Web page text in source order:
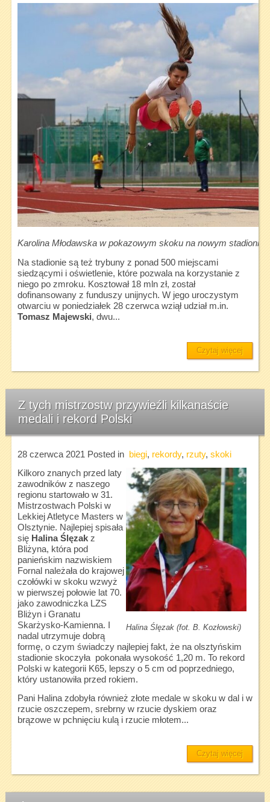
Karolina Młodawska w pokazowym skoku na nowym stadionie
Na stadionie są też trybuny z ponad 500 miejscami
siedzącymi i oświetlenie, które pozwala na korzystanie z
niego po zmroku. Kosztował 18 mln zł, został
dofinansowany z funduszy unijnych. W jego uroczystym
otwarciu w poniedziałek 28 czerwca wziął udział m.in.
Tomasz Majewski, dwu...
Czytaj więcej
Z tych mistrzostw przywieźli kilkanaście
medali i rekord Polski
28 czerwca 2021Posted in biegi, rekordy, rzuty, skoki
Halina Ślęzak (fot. B. Kozłowski)
Kilkoro znanych przed laty
zawodników z naszego
regionu startowało w 31.
Mistrzostwach Polski w
Lekkiej Atletyce Masters w
Olsztynie. Najlepiej spisała
się Halina Ślęzakz
Bliżyna, która pod
panieńskim nazwiskiem
Fornal należała do krajowej
czołówki w skoku wzwyż
w pierwszej połowie lat 70.
jako zawodniczka LZS
Bliżyn i Granatu
Skarżysko-Kamienna. I
nadal utrzymuje dobrą
formę, o czym świadczy najlepiej fakt, że na olsztyńskim
stadionie skoczyła pokonała wysokość 1,20 m. To rekord
Polski w kategorii K65, lepszy o 5 cm od poprzedniego,
który ustanowiła przed rokiem.
Pani Halina zdobyła również złote medale w skoku w dal i w
rzucie oszczepem, srebrny w rzucie dyskiem oraz
brązowe w pchnięciu kulą i rzucie młotem...
Czytaj więcej